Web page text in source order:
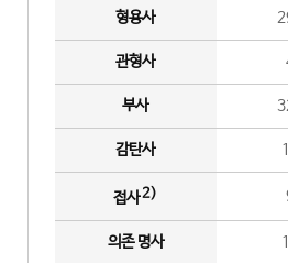
형용사
관형사
부사
감탄사
접사2)
의존 명사